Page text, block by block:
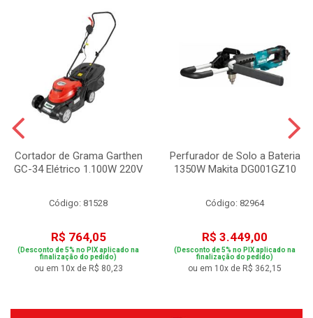
Cortador de Grama Garthen
GC-34 Elétrico 1.100W 220V
Código: 81528
R$ 764,05
(Desconto de 5% no PIX aplicado na
finalização do pedido)
ou em 10x de R$ 80,23
Perfurador de Solo a Bateria
1350W Makita DG001GZ10
Código: 82964
R$ 3.449,00
(Desconto de 5% no PIX aplicado na
finalização do pedido)
ou em 10x de R$ 362,15